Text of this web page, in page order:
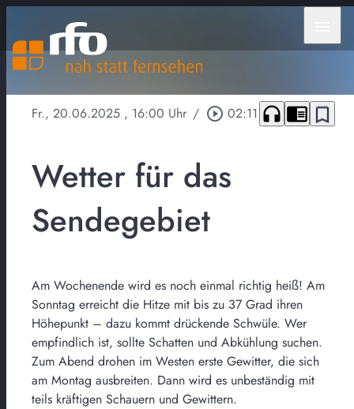
Fr., 20.06.2025 , 16:00 Uhr / play_circle_outline 02:11 headphones chrome_reader_mode bookmark_border
Wetter für das
Sendegebiet
Am Wochenende wird es noch einmal richtig heiß! Am
Sonntag erreicht die Hitze mit bis zu 37 Grad ihren
Höhepunkt – dazu kommt drückende Schwüle. Wer
empfindlich ist, sollte Schatten und Abkühlung suchen.
Zum Abend drohen im Westen erste Gewitter, die sich
am Montag ausbreiten. Dann wird es unbeständig mit
teils kräftigen Schauern und Gewittern.